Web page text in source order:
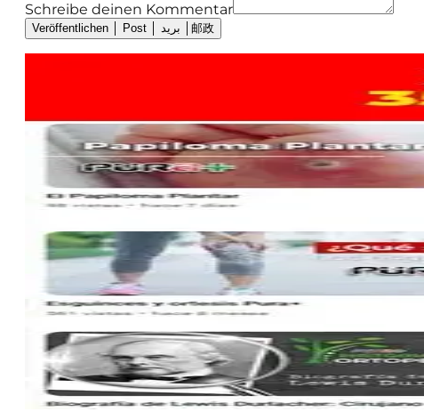
Schreibe deinen Kommentar
Veröffentlichen │ Post │ بريد │邮政